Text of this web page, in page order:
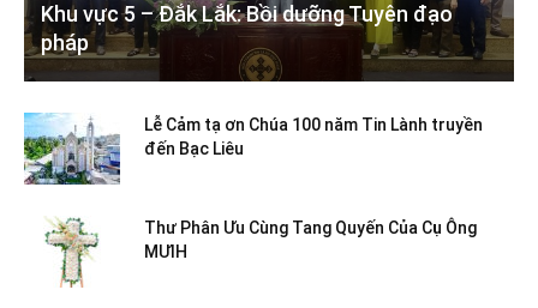
Khu vực 5 – Đắk Lắk: Bồi dưỡng Tuyên đạo
pháp
Lễ Cảm tạ ơn Chúa 100 năm Tin Lành truyền
đến Bạc Liêu
Thư Phân Ưu Cùng Tang Quyến Của Cụ Ông
MƯIH